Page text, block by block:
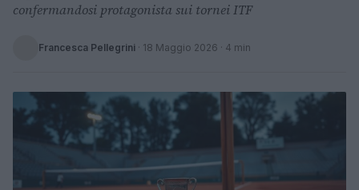
confermandosi protagonista sui tornei ITF
Francesca Pellegrini · 18 Maggio 2026 · 4 min